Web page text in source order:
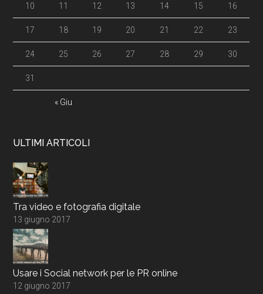
« Giu
10 11 12 13 14 15 16
17 18 19 20 21 22 23
24 25 26 27 28 29 30
31
ULTIMI ARTICOLI
Tra video e fotografia digitale
13 giugno 2017
Usare i Social network per le PR online
12 giugno 2017